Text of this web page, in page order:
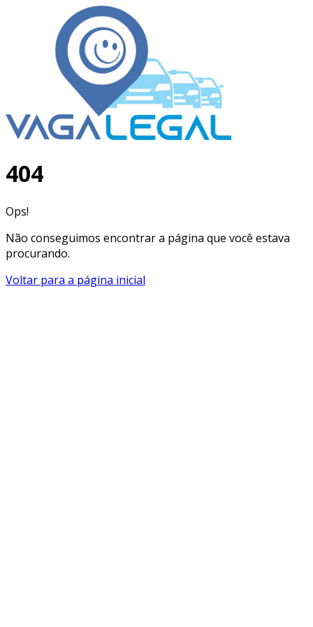
404
Ops!
Não conseguimos encontrar a página que você estava
procurando.
Voltar para a página inicial